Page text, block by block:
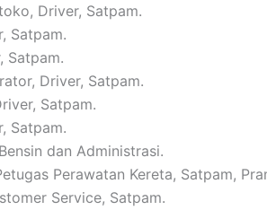
Driver, Satpam.
Satpam.
Satpam.
Driver, Satpam.
Satpam.
Satpam.
dan Administrasi.
Perawatan Kereta, Satpam,
Service, Satpam.